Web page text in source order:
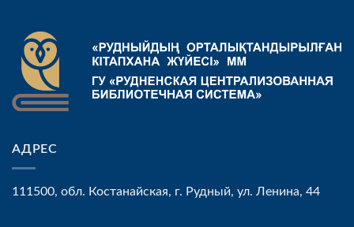
АДРЕС
111500, обл. Костанайская, г. Рудный, ул. Ленина, 44